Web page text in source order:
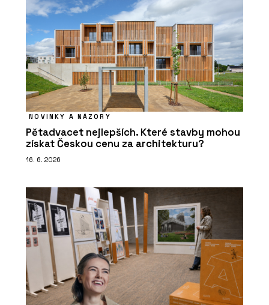
NOVINKY A NÁZORY
Pětadvacet nejlepších. Které stavby mohou
získat Českou cenu za architekturu?
16. 6. 2026